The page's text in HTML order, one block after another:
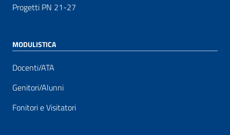
Progetti PN 21-27
MODULISTICA
Docenti/ATA
Genitori/Alunni
Fonitori e Visitatori